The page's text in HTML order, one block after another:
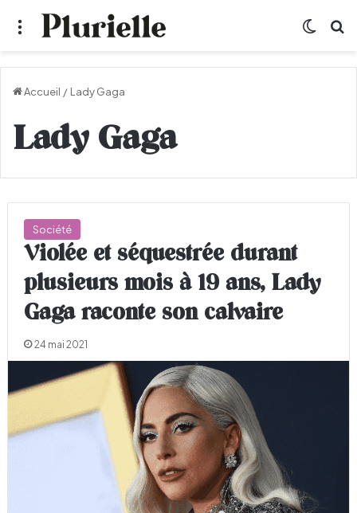
Menu
Accueil / Lady Gaga
Lady Gaga
Société
Violée et séquestrée durant
plusieurs mois à 19 ans, Lady
Gaga raconte son calvaire
24 mai 2021